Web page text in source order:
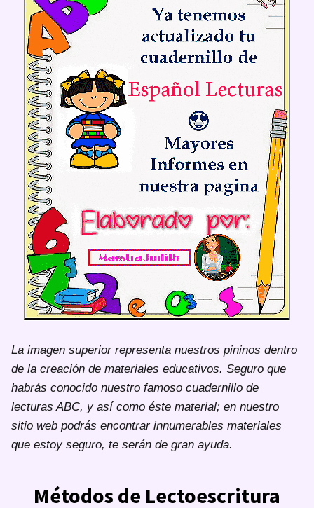
La imagen superior representa nuestros pininos dentro
de la creación de materiales educativos. Seguro que
habrás conocido nuestro famoso cuadernillo de
lecturas ABC, y así como éste material; en nuestro
sitio web podrás encontrar innumerables materiales
que estoy seguro, te serán de gran ayuda.
Métodos de Lectoescritura